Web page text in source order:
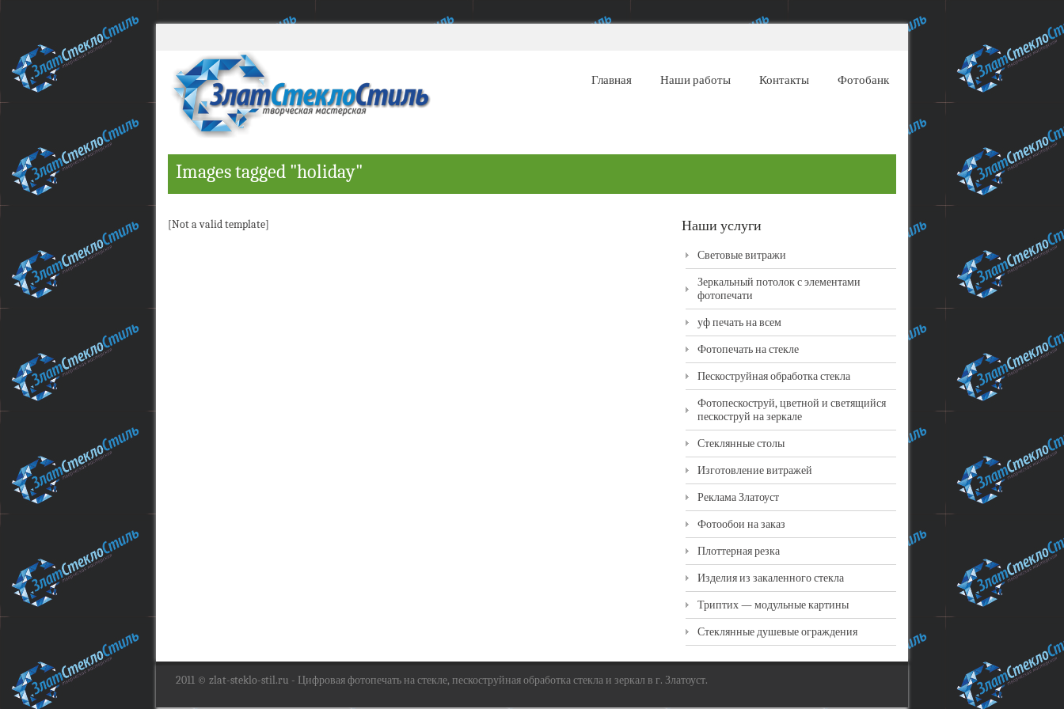
Главная Наши работы Контакты Фотобанк
Images tagged "holiday"
[Not a valid template] Наши услуги
Световые витражи
Зеркальный потолок с элементами
фотопечати
уф печать на всем
Фотопечать на стекле
Пескоструйная обработка стекла
Фотопескоструй, цветной и светящийся
пескоструй на зеркале
Стеклянные столы
Изготовление витражей
Реклама Златоуст
Фотообои на заказ
Плоттерная резка
Изделия из закаленного стекла
Триптих — модульные картины
Стеклянные душевые ограждения
2011 © zlat-steklo-stil.ru - Цифровая фотопечать на стекле, пескоструйная обработка стекла и зеркал в г. Златоуст.